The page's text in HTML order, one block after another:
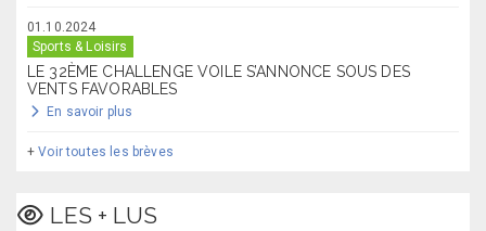
01.10.2024
Sports & Loisirs
LE 32ÈME CHALLENGE VOILE S’ANNONCE SOUS DES
VENTS FAVORABLES
En savoir plus
+Voir toutes les brèves
LES + LUS